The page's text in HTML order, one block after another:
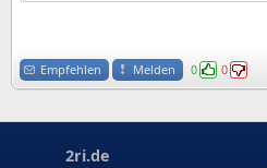
Empfehlen Melden 0 0
2ri.de